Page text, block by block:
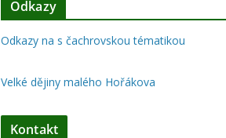
Odkazy
Odkazy na s čachrovskou tématikou
Velké dějiny malého Hořákova
Kontakt